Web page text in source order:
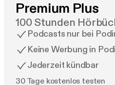
Premium Plus
100 Stunden
Podcasts nur bei
Keine Werbung in
Jederzeit kündbar
30 Tage kostenlos testen